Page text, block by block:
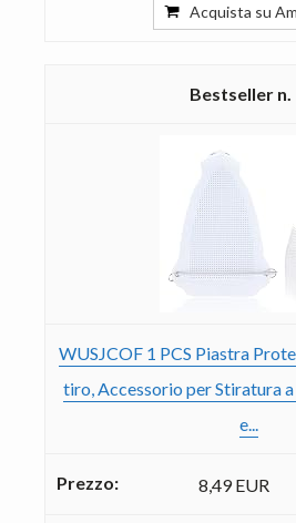
Acquista su
WUSJCOF 1 PCS Piastra
tiro, Accessorio per Stiratura
e...
8,49 EUR